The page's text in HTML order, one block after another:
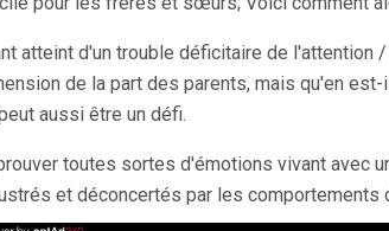
atteint d'un trouble déficitaire de l'attention
de la part des parents, mais qu'en
aussi être un défi.
toutes sortes d'émotions vivant avec
et déconcertés par les